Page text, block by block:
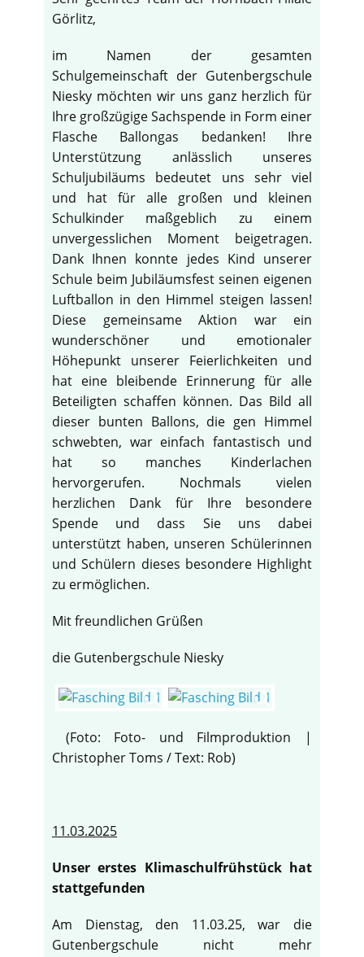
Görlitz,
im Namen der gesamten
Schulgemeinschaft der Gutenbergschule
Niesky möchten wir uns ganz herzlich für
Ihre großzügige Sachspende in Form einer
Flasche Ballongas bedanken! Ihre
Unterstützung anlässlich unseres
Schuljubiläums bedeutet uns sehr viel
und hat für alle großen und kleinen
Schulkinder maßgeblich zu einem
unvergesslichen Moment beigetragen.
Dank Ihnen konnte jedes Kind unserer
Schule beim Jubiläumsfest seinen eigenen
Luftballon in den Himmel steigen lassen!
Diese gemeinsame Aktion war ein
wunderschöner und emotionaler
Höhepunkt unserer Feierlichkeiten und
hat eine bleibende Erinnerung für alle
Beteiligten schaffen können. Das Bild all
dieser bunten Ballons, die gen Himmel
schwebten, war einfach fantastisch und
hat so manches Kinderlachen
hervorgerufen. Nochmals vielen
herzlichen Dank für Ihre besondere
Spende und dass Sie uns dabei
unterstützt haben, unseren Schülerinnen
und Schülern dieses besondere Highlight
zu ermöglichen.
Mit freundlichen Grüßen
die Gutenbergschule Niesky
(Foto: Foto- und Filmproduktion |
Christopher Toms / Text: Rob)
11.03.2025
Unser erstes Klimaschulfrühstück hat
stattgefunden
Am Dienstag, den 11.03.25, war die
Gutenbergschule nicht mehr